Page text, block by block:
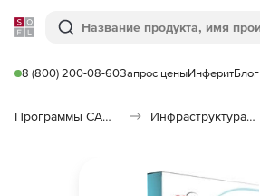
Softline
Поиск
8 (800) 200-08-60Запрос ценыИнферитБлог
Программы САПР и ГИС Инфраструктура: изыскания, генплан, транспорт